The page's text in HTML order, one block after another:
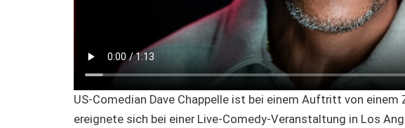
US-Comedian Dave Chappelle ist bei einem Auftritt von
ereignete sich bei einer Live-Comedy-Veranstaltung in Los